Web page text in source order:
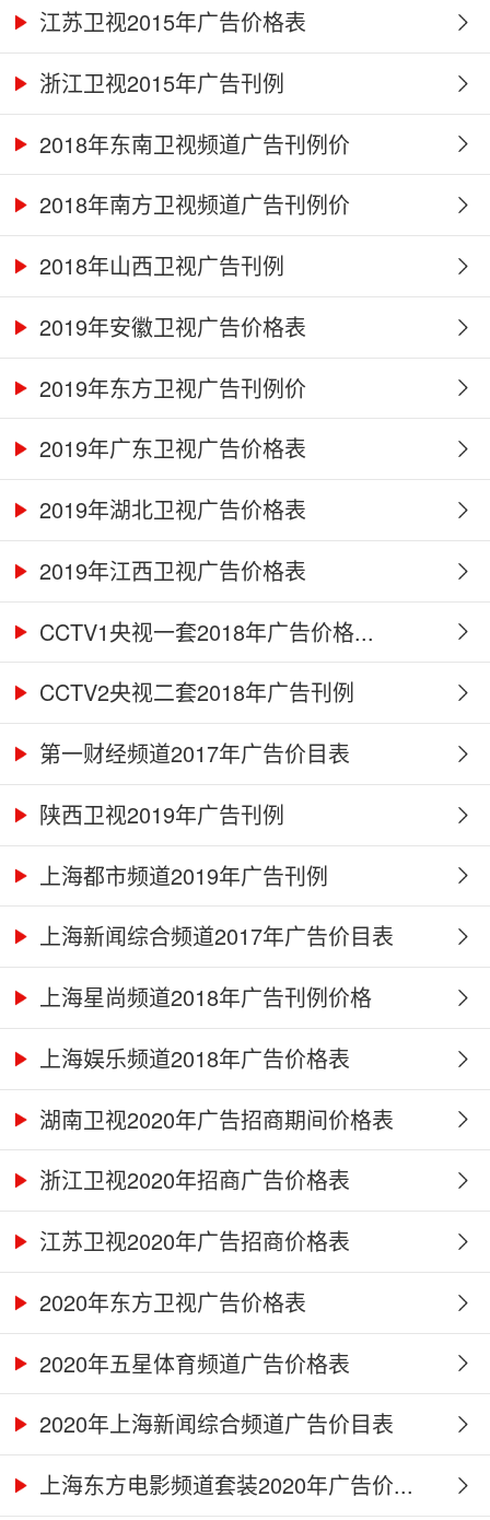
江苏卫视2015年广告价格表
浙江卫视2015年广告刊例
2018年东南卫视频道广告刊例价
2018年南方卫视频道广告刊例价
2018年山西卫视广告刊例
2019年安徽卫视广告价格表
2019年东方卫视广告刊例价
2019年广东卫视广告价格表
2019年湖北卫视广告价格表
2019年江西卫视广告价格表
CCTV1央视一套2018年广告价格...
CCTV2央视二套2018年广告刊例
第一财经频道2017年广告价目表
陕西卫视2019年广告刊例
上海都市频道2019年广告刊例
上海新闻综合频道2017年广告价目表
上海星尚频道2018年广告刊例价格
上海娱乐频道2018年广告价格表
湖南卫视2020年广告招商期间价格表
浙江卫视2020年招商广告价格表
江苏卫视2020年广告招商价格表
2020年东方卫视广告价格表
2020年五星体育频道广告价格表
2020年上海新闻综合频道广告价目表
上海东方电影频道套装2020年广告价...